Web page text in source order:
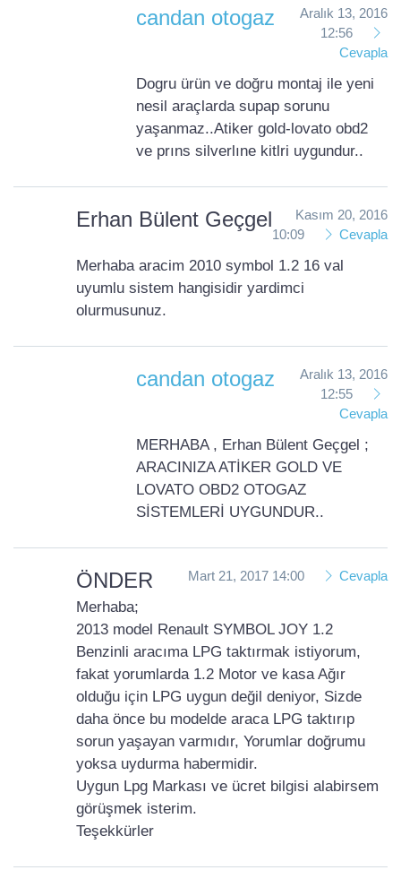
candan otogaz
Aralık 13, 2016
12:56
Cevapla
Dogru ürün ve doğru montaj ile yeni
nesil araçlarda supap sorunu
yaşanmaz..Atiker gold-lovato obd2
ve prıns silverlıne kitlri uygundur..
Erhan Bülent Geçgel
Kasım 20, 2016
10:09
Cevapla
Merhaba aracim 2010 symbol 1.2 16 val
uyumlu sistem hangisidir yardimci
olurmusunuz.
candan otogaz
Aralık 13, 2016
12:55
Cevapla
MERHABA , Erhan Bülent Geçgel ;
ARACINIZA ATİKER GOLD VE
LOVATO OBD2 OTOGAZ
SİSTEMLERİ UYGUNDUR..
ÖNDER Mart 21, 2017 14:00 Cevapla
Merhaba;
2013 model Renault SYMBOL JOY 1.2
Benzinli aracıma LPG taktırmak istiyorum,
fakat yorumlarda 1.2 Motor ve kasa Ağır
olduğu için LPG uygun değil deniyor, Sizde
daha önce bu modelde araca LPG taktırıp
sorun yaşayan varmıdır, Yorumlar doğrumu
yoksa uydurma habermidir.
Uygun Lpg Markası ve ücret bilgisi alabirsem
görüşmek isterim.
Teşekkürler